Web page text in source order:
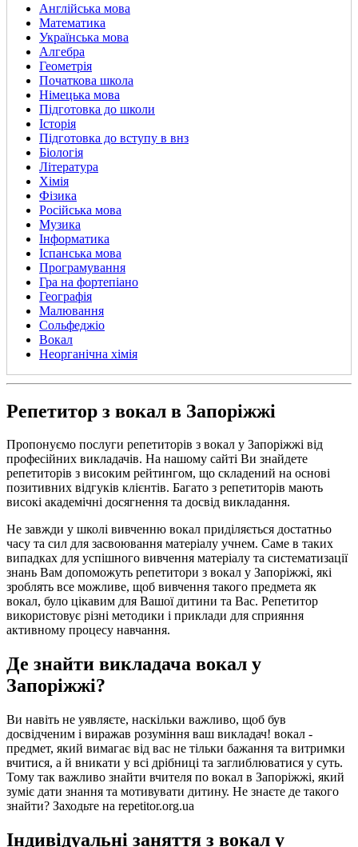
Англійська мова
Математика
Українська мова
Алгебра
Геометрія
Початкова школа
Німецька мова
Підготовка до школи
Історія
Підготовка до вступу в внз
Біологія
Література
Хімія
Фізика
Російська мова
Музика
Інформатика
Іспанська мова
Програмування
Гра на фортепіано
Географія
Малювання
Сольфеджіо
Вокал
Неорганічна хімія
Репетитор з вокал в Запоріжжі
Пропонуємо послуги репетиторів з вокал у Запоріжжі від
професійних викладачів. На нашому сайті Ви знайдете
репетиторів з високим рейтингом, що складений на основі
позитивних відгуків клієнтів. Багато з репетиторів мають
високі академічні досягнення та досвід викладання.
Не завжди у школі вивченню вокал приділяється достатньо
часу та сил для засвоювання матеріалу учнем. Саме в таких
випадках для успішного вивчення матеріалу та систематизації
знань Вам допоможуть репетитори з вокал у Запоріжжі, які
зроблять все можливе, щоб вивчення такого предмета як
вокал, було цікавим для Вашої дитини та Вас. Репетитор
використовує різні методики і приклади для сприяння
активному процесу навчання.
Де знайти викладача вокал у
Запоріжжі?
Ви навіть не уявляєте, наскільки важливо, щоб був
досвідченим і виражав розуміння ваш викладач! вокал -
предмет, який вимагає від вас не тільки бажання та витримки
вчитися, а й вникати у всі дрібниці та заглиблюватися у суть.
Тому так важливо знайти вчителя по вокал в Запоріжжі, який
зуміє дати знання та мотивувати дитину. Не знаєте де такого
знайти? Заходьте на repetitor.org.ua
Індивідуальні заняття з вокал у